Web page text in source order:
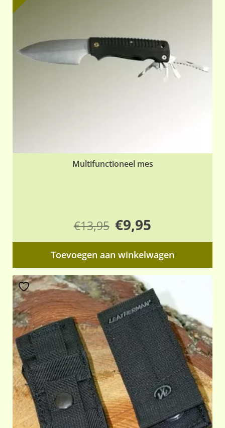
Multifunctioneel mes
€13,95 Oorspronkelijke
prijs
was:
€13,95.
€9,95
prijs
is:
€9,95.
Toevoegen aan winkelwagen